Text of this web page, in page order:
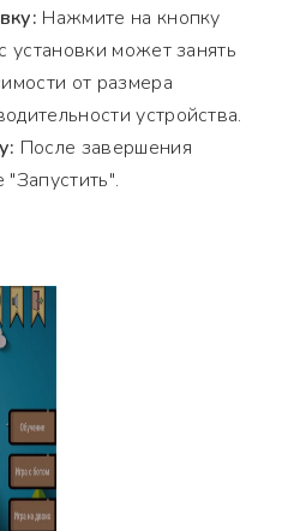
Нажмите на кнопку
установки может занять
от размера
устройства.
После завершения